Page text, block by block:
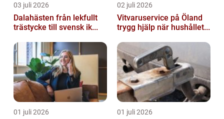
03 juli 2026
Dalahästen från lekfullt
trästycke till svensk ik...
02 juli 2026
Vitvaruservice på Öland
trygg hjälp när hushållet...
01 juli 2026 01 juli 2026